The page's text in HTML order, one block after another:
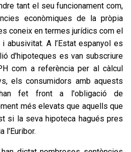
tant el seu funcionament com,
econòmiques de la pròpia
coneix en termes jurídics com el
abusivitat. A l’Estat espanyol es
d'hipoteques es van subscriure
com a referència per al càlcul
els consumidors amb aquests
fet front a l'obligació de
més elevats que aquells que
si la seva hipoteca hagués pres
l'Euribor.